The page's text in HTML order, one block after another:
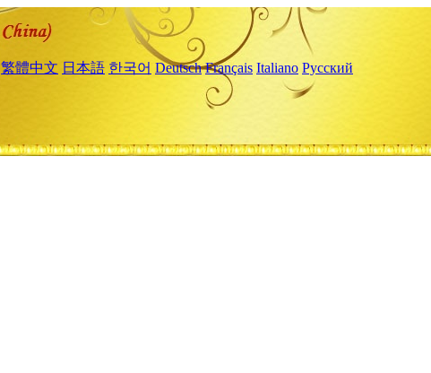
繁體中文 日本語 한국어 Deutsch Français Italiano Русский